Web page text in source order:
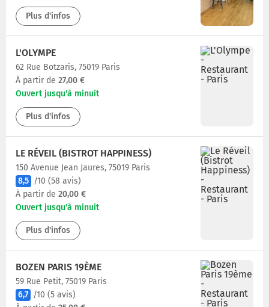
Plus d'infos
L'OLYMPE
62 Rue Botzaris, 75019 Paris
À partir de 27,00 €
Ouvert jusqu'à minuit
Plus d'infos
LE RÉVEIL (BISTROT HAPPINESS)
150 Avenue Jean Jaures, 75019 Paris
8,5 /10 (58 avis)
À partir de 20,00 €
Ouvert jusqu'à minuit
Plus d'infos
BOZEN PARIS 19ÈME
59 Rue Petit, 75019 Paris
6,7 /10 (5 avis)